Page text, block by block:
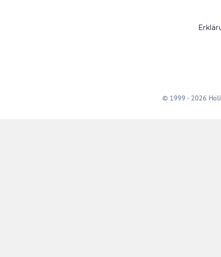
© 1999 - 2026